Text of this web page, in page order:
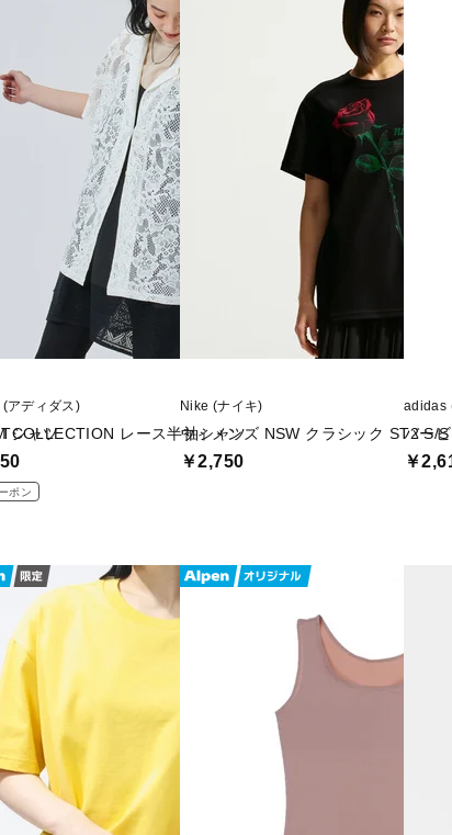
シャツ
アディダス)
COLLECTION レース半袖シャツ
ポン
Nike (ナイキ)
ウィメンズ NSW クラシック ST2 S/
￥2,750
adidas
バー
￥